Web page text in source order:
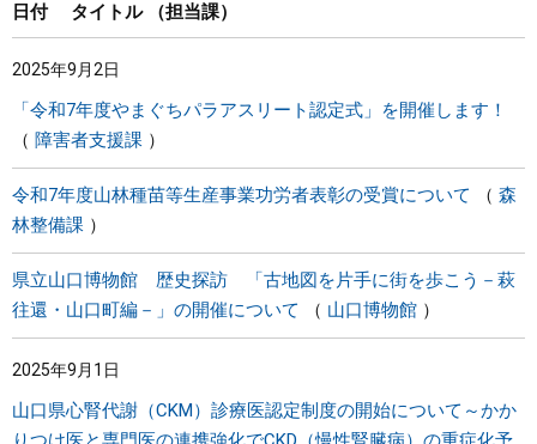
しごと・産業・観光
県政情報
日付 タイトル 担当課
2025年9月2日
「令和7年度やまぐちパラアスリート認定式」を開催します！
障害者支援課
令和7年度山林種苗等生産事業功労者表彰の受賞について
森
林整備課
県立山口博物館 歴史探訪 「古地図を片手に街を歩こう－萩
往還・山口町編－」の開催について
山口博物館
2025年9月1日
山口県心腎代謝（CKM）診療医認定制度の開始について～かか